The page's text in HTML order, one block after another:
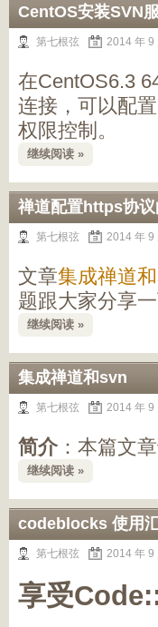
CentOS安装SVN
第七根弦 2014 年 9
在CentOS6.3
连接，可以配
权限控制。
继续阅读 »
禅道配置https协
第七根弦 2014 年 9
文章集成禅道
题跟大家分享
继续阅读 »
集成禅道和svn
第七根弦 2014 年 9
简介：本篇文
继续阅读 »
codeblocks 使用
第七根弦 2014 年 9
享受